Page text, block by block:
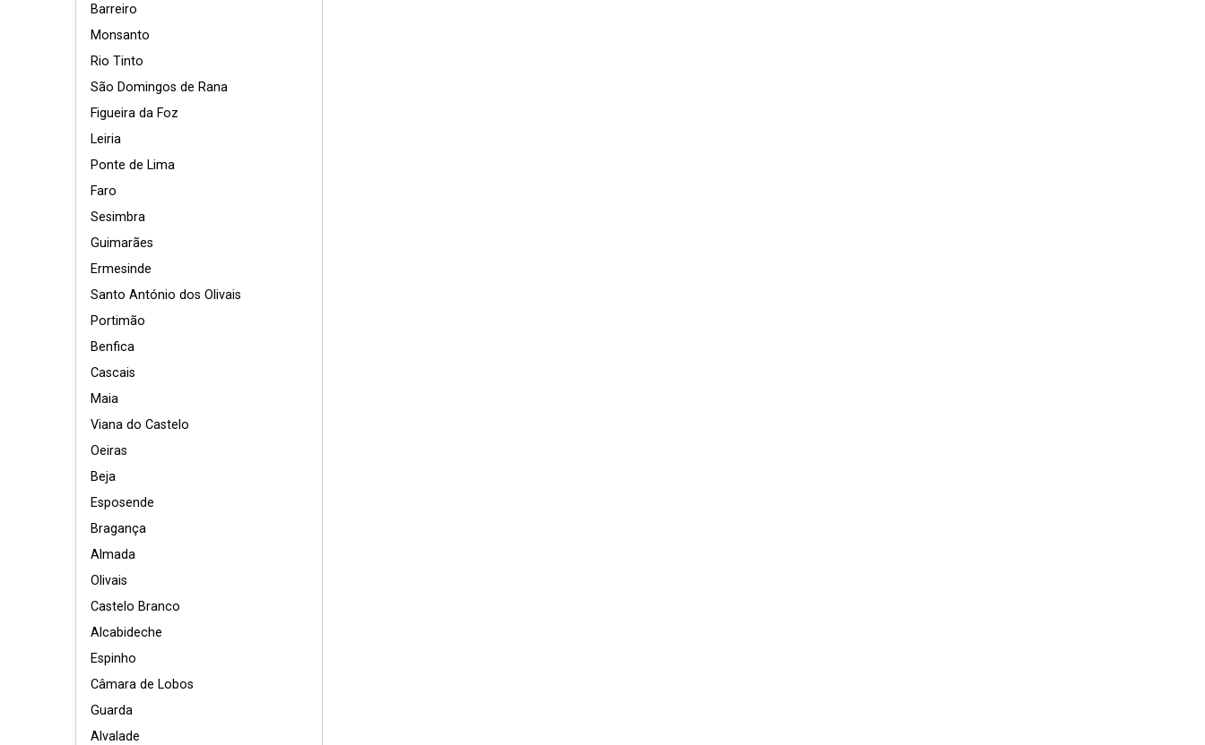
Barreiro
Monsanto
Rio Tinto
São Domingos de Rana
Figueira da Foz
Leiria
Ponte de Lima
Faro
Sesimbra
Guimarães
Ermesinde
Santo António dos Olivais
Portimão
Benfica
Cascais
Maia
Viana do Castelo
Oeiras
Beja
Esposende
Bragança
Almada
Olivais
Castelo Branco
Alcabideche
Espinho
Câmara de Lobos
Guarda
Alvalade